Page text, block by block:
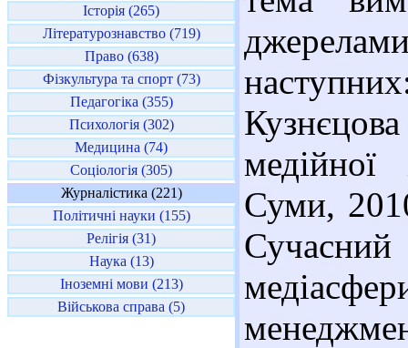
Історія (265)
Літературознавство (719)
Право (638)
Фізкультура та спорт (73)
Педагогіка (355)
Психологія (302)
Медицина (74)
Соціологія (305)
Журналістика (221)
Політичні науки (155)
Релігія (31)
Наука (13)
Іноземні мови (213)
Військова справа (5)
Суми,